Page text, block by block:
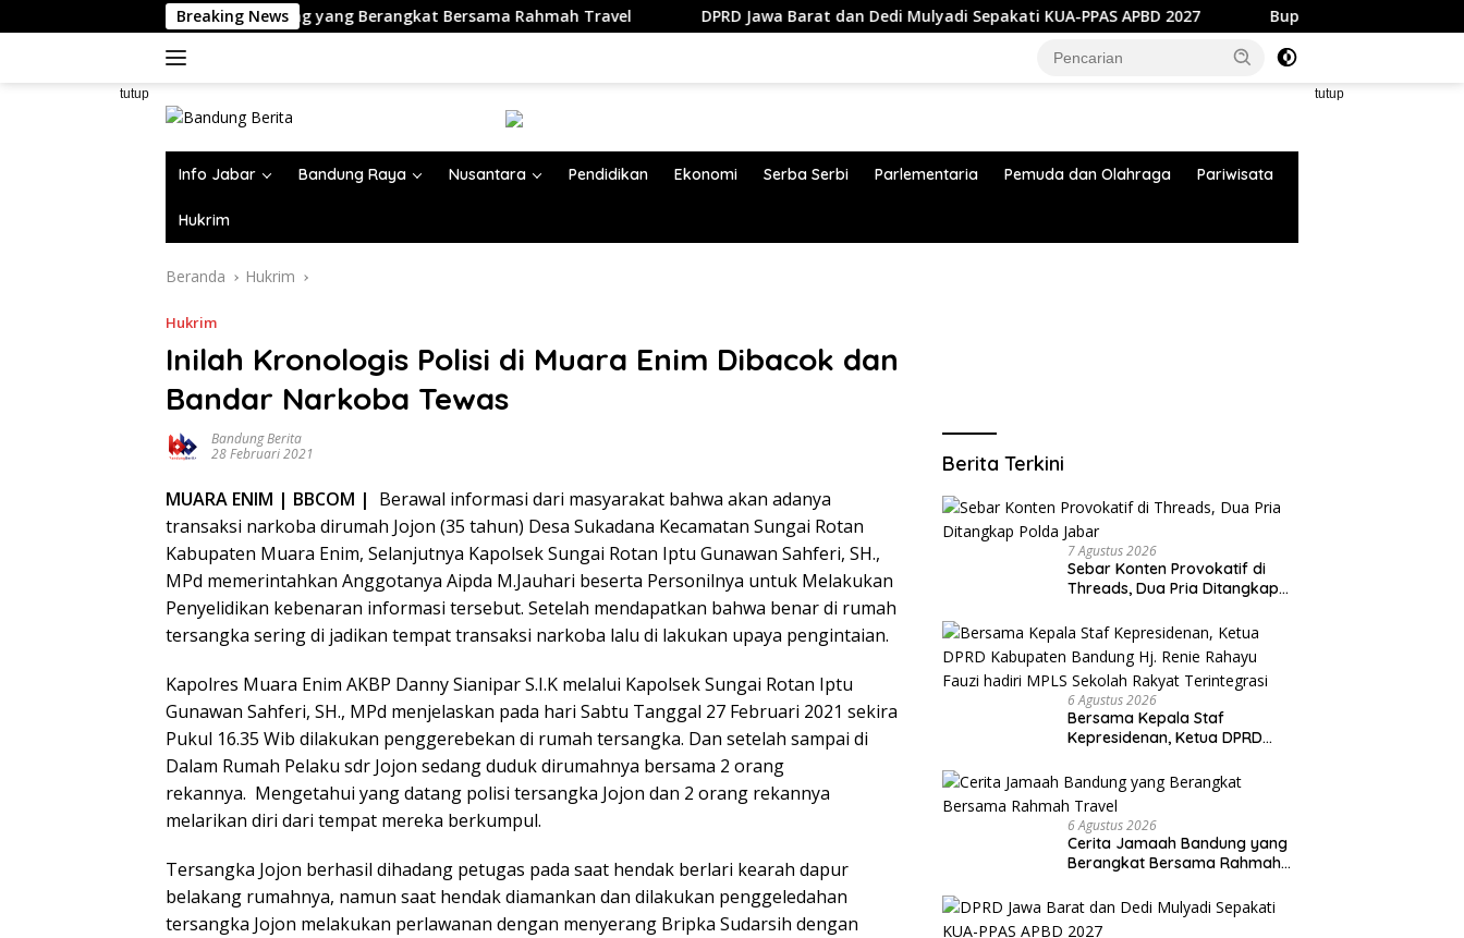
ke
Breaking News
Cerita Jamaah Bandung yang Berangkat Bersama Rahmah Travel DPRD Jawa Barat dan Dedi Mulyadi Sepakati KUA-PPAS APBD 2027 Bupati Bandung Terima Kunjungan
tutup tutup
Info Jabar Bandung Raya Nusantara Pendidikan Ekonomi Serba Serbi Parlementaria Pemuda dan Olahraga Pariwisata
Hukrim
Beranda Hukrim
Hukrim
Inilah Kronologis Polisi di Muara Enim Dibacok dan
Bandar Narkoba Tewas
Bandung Berita
28 Februari 2021
MUARA ENIM | BBCOM | Berawal informasi dari masyarakat bahwa akan adanya
transaksi narkoba dirumah Jojon (35 tahun) Desa Sukadana Kecamatan Sungai Rotan
Kabupaten Muara Enim, Selanjutnya Kapolsek Sungai Rotan Iptu Gunawan Sahferi, SH.,
MPd memerintahkan Anggotanya Aipda M.Jauhari beserta Personilnya untuk Melakukan
Penyelidikan kebenaran informasi tersebut. Setelah mendapatkan bahwa benar di rumah
tersangka sering di jadikan tempat transaksi narkoba lalu di lakukan upaya pengintaian.
Kapolres Muara Enim AKBP Danny Sianipar S.I.K melalui Kapolsek Sungai Rotan Iptu
Gunawan Sahferi, SH., MPd menjelaskan pada hari Sabtu Tanggal 27 Februari 2021 sekira
Pukul 16.35 Wib dilakukan penggerebekan di rumah tersangka. Dan setelah sampai di
Dalam Rumah Pelaku sdr Jojon sedang duduk dirumahnya bersama 2 orang
rekannya. Mengetahui yang datang polisi tersangka Jojon dan 2 orang rekannya
melarikan diri dari tempat mereka berkumpul.
Tersangka Jojon berhasil dihadang petugas pada saat hendak berlari kearah dapur
belakang rumahnya, namun saat hendak diamankan dan dilakukan penggeledahan
tersangka Jojon melakukan perlawanan dengan menyerang Bripka Sudarsih dengan
Berita Terkini
7 Agustus 2026
Sebar Konten Provokatif di
Threads, Dua Pria Ditangkap
6 Agustus 2026
Bersama Kepala Staf
Kepresidenan, Ketua DPRD
Rahayu Fauzi hadiri MPLS
Sekolah Rakyat Terintegrasi
6 Agustus 2026
Cerita Jamaah Bandung yang
Berangkat Bersama Rahmah